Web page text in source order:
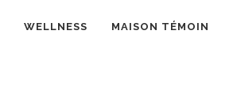
WELLNESS MAISON TÉMOIN